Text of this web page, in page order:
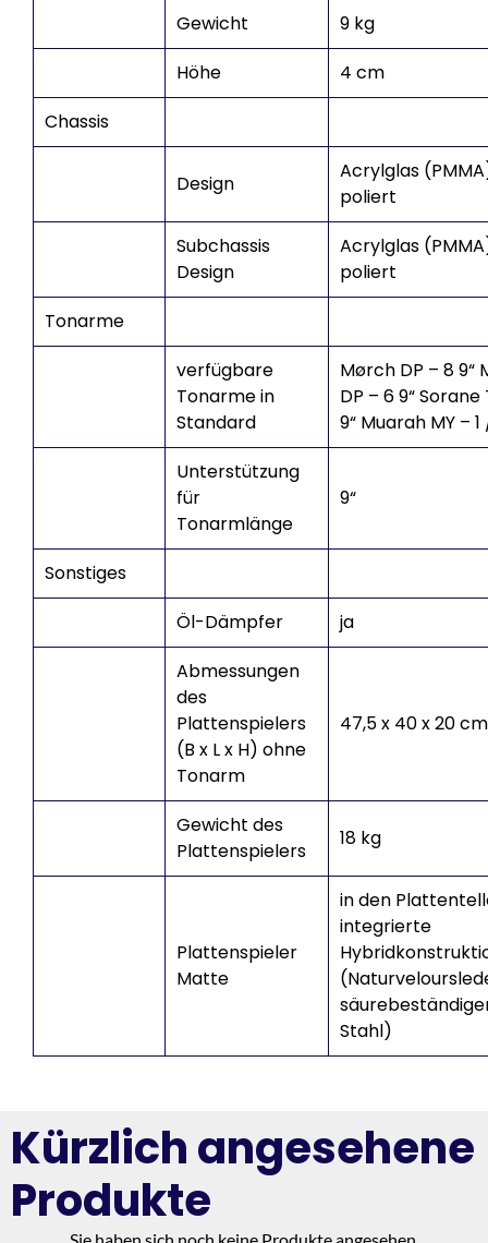
Gewicht
9 kg
Höhe
4 cm
Chassis
Design
Acrylglas
poliert
Subchassis
Design
Acrylglas
poliert
Tonarme
verfügbare
Tonarme in
Standard
Mørch DP – 8 9“
DP – 6 9“ Sorane
9“ Muarah MY – 1
Unterstützung
für
Tonarmlänge
9“
Sonstiges
Öl-Dämpfer
ja
Abmessungen
des
Plattenspielers
(B x L x H) ohne
Tonarm
47,5 x 40 x 20 cm
Gewicht des
Plattenspielers
18 kg
Plattenspieler
Matte
in den
integrierte
Stahl)
Kürzlich angesehene
Produkte